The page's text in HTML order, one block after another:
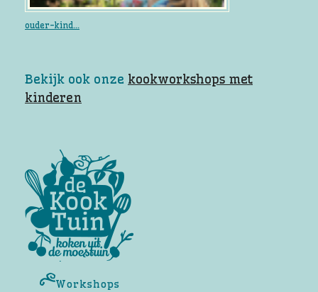
ouder-kind...
Bekijk ook onze kookworkshops met
kinderen
Workshops